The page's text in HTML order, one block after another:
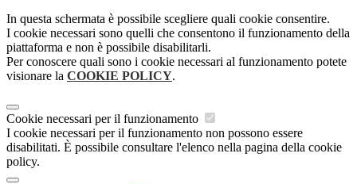
In questa schermata è possibile scegliere quali cookie consentire.
I cookie necessari sono quelli che consentono il funzionamento della
piattaforma e non è possibile disabilitarli.
Per conoscere quali sono i cookie necessari al funzionamento potete
visionare la COOKIE POLICY.
Cookie necessari per il funzionamento
I cookie necessari per il funzionamento non possono essere
disabilitati. È possibile consultare l'elenco nella pagina della cookie
policy.